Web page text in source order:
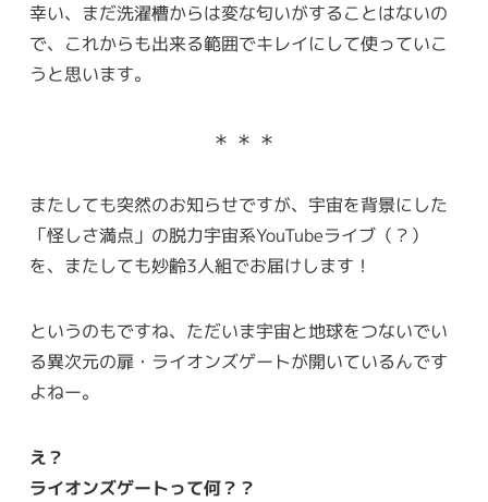
幸い、まだ洗濯槽からは変な匂いがすることはないの
で、これからも出来る範囲でキレイにして使っていこ
うと思います。
＊ ＊ ＊
またしても突然のお知らせですが、宇宙を背景にした
「怪しさ満点」の脱力宇宙系YouTubeライブ（？）
を、またしても妙齢3人組でお届けします！
というのもですね、ただいま宇宙と地球をつないでい
る異次元の扉・ライオンズゲートが開いているんです
よねー。
え？
ライオンズゲートって何？？